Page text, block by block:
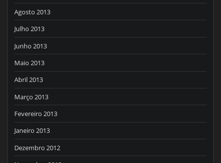
Agosto 2013
Julho 2013
Junho 2013
Maio 2013
Abril 2013
Março 2013
Fevereiro 2013
Janeiro 2013
Dezembro 2012